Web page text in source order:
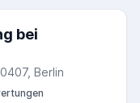
bei
Berlin